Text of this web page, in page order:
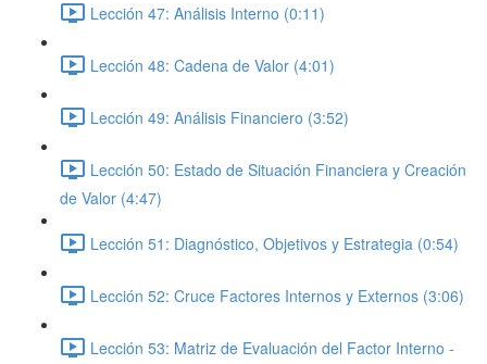
Lección 47: Análisis Interno (0:11)
Lección 48: Cadena de Valor (4:01)
Lección 49: Análisis Financiero (3:52)
Lección 50: Estado de Situación Financiera y Creación
de Valor (4:47)
Lección 51: Diagnóstico, Objetivos y Estrategia (0:54)
Lección 52: Cruce Factores Internos y Externos (3:06)
Lección 53: Matriz de Evaluación del Factor Interno -